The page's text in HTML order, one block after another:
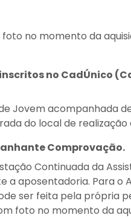
no momento da
no CadÚnico
Jovem acompanhada
do local de realização
Comprovação.
Continuada da
a aposentadoria. Para
ser feita pela própria
foto no momento da